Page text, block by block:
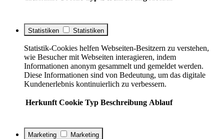
Statistiken Statistiken
Statistik-Cookies helfen Webseiten-Besitzern zu verstehen,
wie Besucher mit Webseiten interagieren, indem
Informationen anonym gesammelt und gemeldet werden.
Diese Informationen sind von Bedeutung, um das digitale
Kundenerlebnis kontinuierlich zu verbessern.
Herkunft Cookie Typ Beschreibung Ablauf
Marketing Marketing